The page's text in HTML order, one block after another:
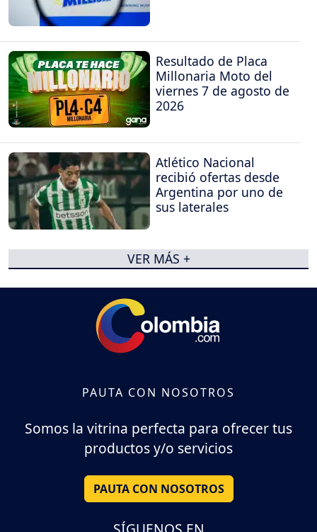
Resultado de Placa
Millonaria Moto del
viernes 7 de agosto de
2026
Atlético Nacional
recibió ofertas desde
Argentina por uno de
sus laterales
VER MÁS +
PAUTA CON NOSOTROS
Somos la vitrina perfecta para ofrecer tus
productos y/o servicios
PAUTA CON NOSOTROS